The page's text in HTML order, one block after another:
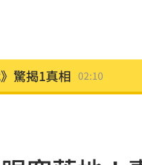
看5.68元 02:00
衝2.58元